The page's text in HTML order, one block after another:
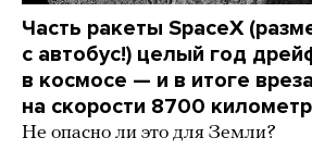
Часть ракеты SpaceX
с автобус!) целый год
в космосе — и в итоге
на скорости 8700
Не опасно ли это для Земли?